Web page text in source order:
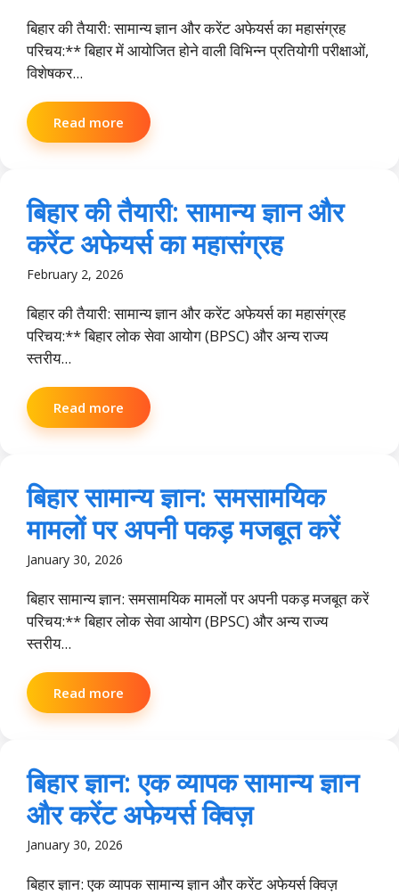
बिहार की तैयारी: सामान्य ज्ञान और करेंट अफेयर्स का महासंग्रह
परिचय:** बिहार में आयोजित होने वाली विभिन्न प्रतियोगी परीक्षाओं,
विशेषकर...
Read more
बिहार की तैयारी: सामान्य ज्ञान और
करेंट अफेयर्स का महासंग्रह
February 2, 2026
बिहार की तैयारी: सामान्य ज्ञान और करेंट अफेयर्स का महासंग्रह
परिचय:** बिहार लोक सेवा आयोग (BPSC) और अन्य राज्य
स्तरीय...
Read more
बिहार सामान्य ज्ञान: समसामयिक
मामलों पर अपनी पकड़ मजबूत करें
January 30, 2026
बिहार सामान्य ज्ञान: समसामयिक मामलों पर अपनी पकड़ मजबूत करें
परिचय:** बिहार लोक सेवा आयोग (BPSC) और अन्य राज्य
स्तरीय...
Read more
बिहार ज्ञान: एक व्यापक सामान्य ज्ञान
और करेंट अफेयर्स क्विज़
January 30, 2026
बिहार ज्ञान: एक व्यापक सामान्य ज्ञान और करेंट अफेयर्स क्विज़